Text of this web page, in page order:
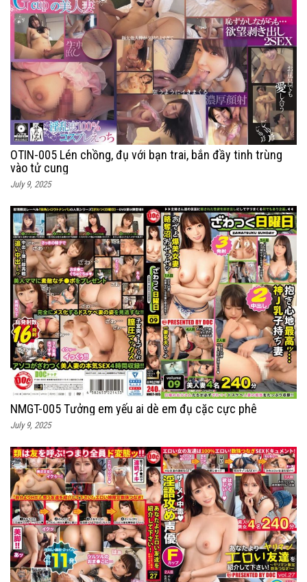
OTIN-005 Lén chồng, đụ với bạn trai, bắn đầy tinh trùng
vào tử cung
July 9, 2025
NMGT-005 Tưởng em yếu ai dè em đụ cặc cực phê
July 9, 2025